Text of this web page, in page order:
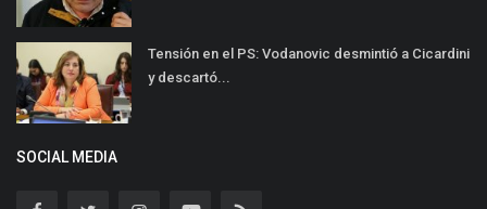
Tensión en el PS: Vodanovic desmintió a Cicardini
y descartó...
SOCIAL MEDIA